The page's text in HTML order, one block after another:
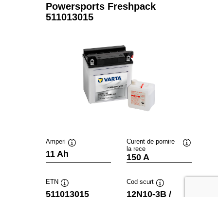
Powersports Freshpack
511013015
Amperi
11 Ah
Curent de pornire
la rece
150 A
ETN
Tooltip
511013015
Cod scurt
Tooltip
12N10-3B /